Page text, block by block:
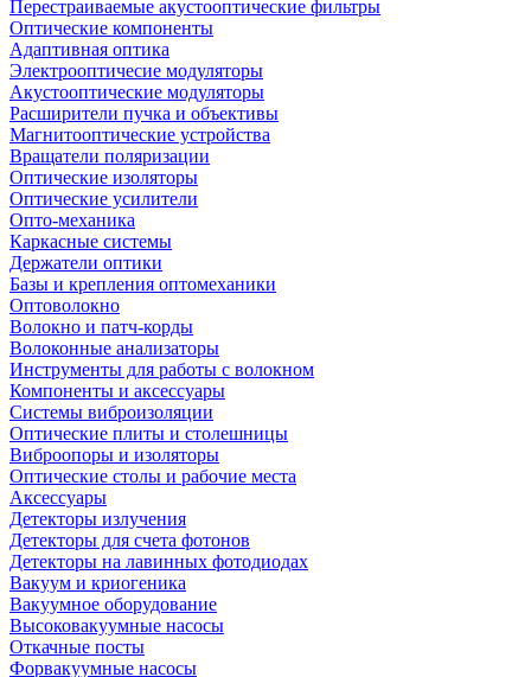
Перестраиваемые акустооптические фильтры
Оптические компоненты
Адаптивная оптика
Электрооптичесие модуляторы
Акустооптические модуляторы
Расширители пучка и объективы
Магнитооптические устройства
Вращатели поляризации
Оптические изоляторы
Оптические усилители
Опто-механика
Каркасные системы
Держатели оптики
Базы и крепления оптомеханики
Оптоволокно
Волокно и патч-корды
Волоконные анализаторы
Инструменты для работы с волокном
Компоненты и аксессуары
Системы виброизоляции
Оптические плиты и столешницы
Виброопоры и изоляторы
Оптические столы и рабочие места
Аксессуары
Детекторы излучения
Детекторы для счета фотонов
Детекторы на лавинных фотодиодах
Вакуум и криогеника
Вакуумное оборудование
Высоковакуумные насосы
Откачные посты
Форвакуумные насосы